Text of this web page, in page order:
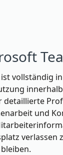
vollständig
und
verlassen